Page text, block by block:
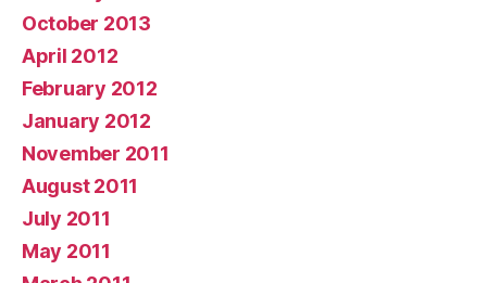
October 2013
April 2012
February 2012
January 2012
November 2011
August 2011
July 2011
May 2011